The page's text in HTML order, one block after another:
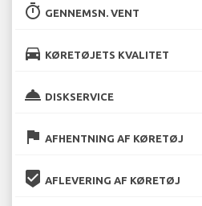
timer GENNEMSN. VENT
directions_car KØRETØJETS KVALITET
room_service DISKSERVICE
flag AFHENTNING AF KØRETØJ
beenhere AFLEVERING AF KØRETØJ